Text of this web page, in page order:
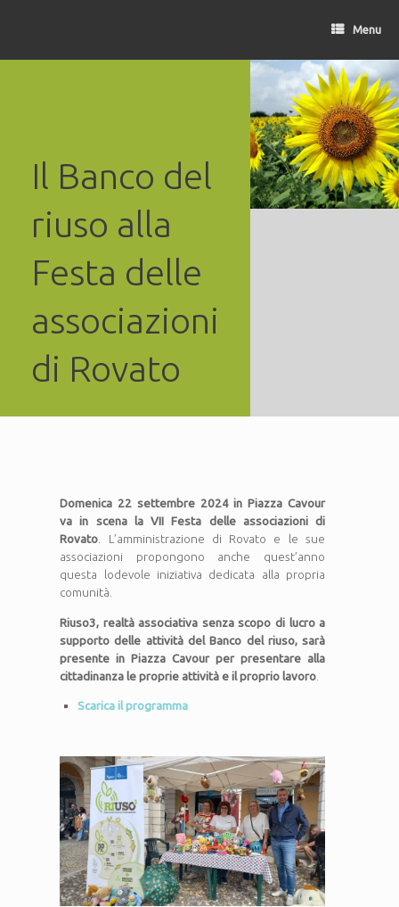
Menu
Il Banco del
riuso alla
Festa delle
associazioni
di Rovato
Domenica 22 settembre 2024 in Piazza Cavour
va in scena la VII Festa delle associazioni di
Rovato . L’amministrazione di Rovato e le sue
associazioni propongono anche quest’anno
questa lodevole iniziativa dedicata alla propria
comunità.
Riuso3, realtà associativa senza scopo di lucro a
supporto delle attività del Banco del riuso, sarà
presente in Piazza Cavour per presentare alla
cittadinanza le proprie attività e il proprio lavoro
Scarica il programma